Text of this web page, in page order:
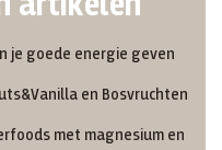
je goede energie geven
en Bosvruchten
met magnesium en